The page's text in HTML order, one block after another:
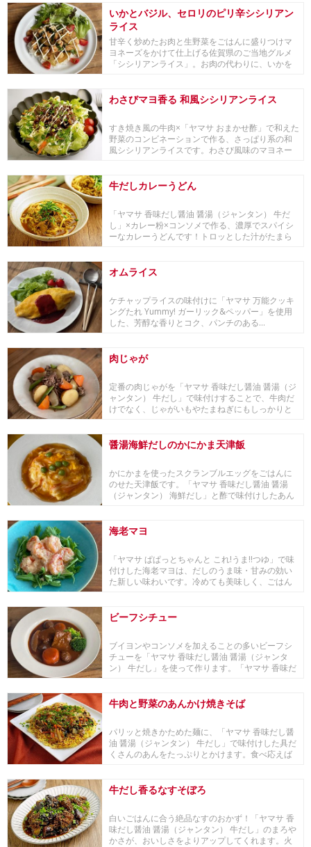
いかとバジル、セロリのピリ辛シシリアン
ライス
甘辛く炒めたお肉と生野菜をごはんに盛りつけマ
ヨネーズをかけて仕上げる佐賀県のご当地グルメ
「シシリアンライス」。お肉の代わりに、いかを
わさびマヨ香る 和風シシリアンライス
すき焼き風の牛肉×「ヤマサ おまかせ酢」で和えた
野菜のコンビネーションで作る、さっぱり系の和
風シシリアンライスです。わさび風味のマヨネー
牛だしカレーうどん
「ヤマサ 香味だし醤油 醤湯（ジャンタン） 牛だ
し」×カレー粉×コンソメで作る、濃厚でスパイシ
ーなカレーうどんです！トロッとした汁がたまら
オムライス
ケチャップライスの味付けに「ヤマサ 万能クッキ
ングたれ Yummy! ガーリック&ペッパー」を使用
した、芳醇な香りとコク、パンチのある...
肉じゃが
定番の肉じゃがを「ヤマサ 香味だし醤油 醤湯（ジ
ャンタン） 牛だし」で味付けすることで、牛肉だ
けでなく、じゃがいもやたまねぎにもしっかりと
醤湯海鮮だしのかにかま天津飯
かにかまを使ったスクランブルエッグをごはんに
のせた天津飯です。「ヤマサ 香味だし醤油 醤湯
（ジャンタン） 海鮮だし」と酢で味付けしたあん
海老マヨ
「ヤマサ ぱぱっとちゃんと これ!うま!!つゆ」で味
付けした海老マヨは、だしのうま味・甘みの効い
た新しい味わいです。冷めても美味しく、ごはん
ビーフシチュー
ブイヨンやコンソメを加えることの多いビーフシ
チューを「ヤマサ 香味だし醤油 醤湯（ジャンタ
ン） 牛だし」を使って作ります。「ヤマサ 香味だ
牛肉と野菜のあんかけ焼きそば
パリッと焼きかためた麺に、「ヤマサ 香味だし醤
油 醤湯（ジャンタン） 牛だし」で味付けした具だ
くさんのあんをたっぷりとかけます。食べ応えば
牛だし香るなすそぼろ
白いごはんに合う絶品なすのおかず！「ヤマサ 香
味だし醤油 醤湯（ジャンタン） 牛だし」のまろや
かさが、おいしさをよりアップしてくれます。火